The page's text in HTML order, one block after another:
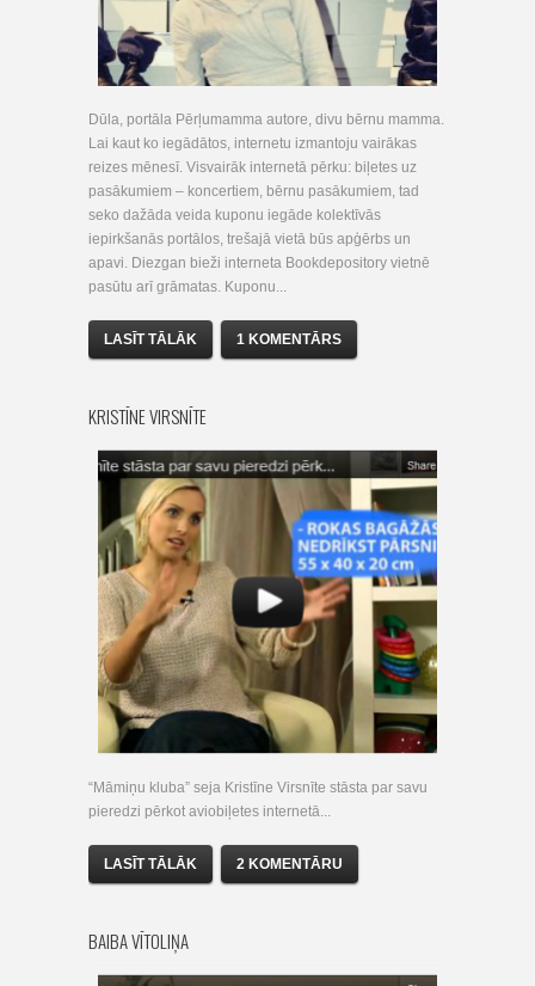
Dūla, portāla Pērļumamma autore, divu bērnu mamma.
Lai kaut ko iegādātos, internetu izmantoju vairākas
reizes mēnesī. Visvairāk internetā pērku: biļetes uz
pasākumiem – koncertiem, bērnu pasākumiem, tad
seko dažāda veida kuponu iegāde kolektīvās
iepirkšanās portālos, trešajā vietā būs apģērbs un
apavi. Diezgan bieži interneta Bookdepository vietnē
pasūtu arī grāmatas. Kuponu...
LASĪT TĀLĀK 1 KOMENTĀRS
KRISTĪNE VIRSNĪTE
“Māmiņu kluba” seja Kristīne Virsnīte stāsta par savu
pieredzi pērkot aviobiļetes internetā...
LASĪT TĀLĀK 2 KOMENTĀRU
BAIBA VĪTOLIŅA